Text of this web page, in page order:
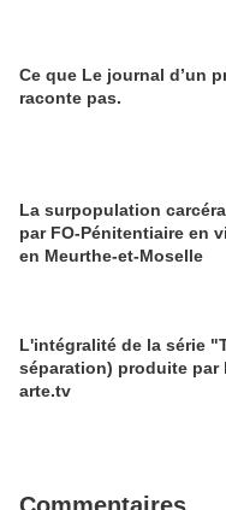
Ce que Le journal d’un
raconte pas.
La surpopulation
par FO-Pénitentiaire en
en Meurthe-et-Moselle
L'intégralité de la série
séparation) produite par
arte.tv